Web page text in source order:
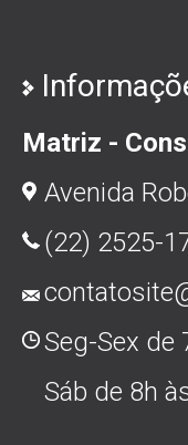
Matriz -
Avenida
(22) 2525-
Seg-Sex de
Sáb de 8h